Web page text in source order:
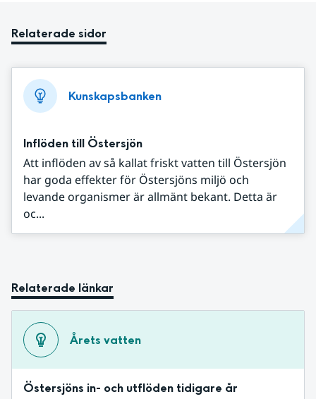
Relaterade sidor
Kunskapsbanken
Inflöden till Östersjön
Att inflöden av så kallat friskt vatten till Östersjön
har goda effekter för Östersjöns miljö och
levande organismer är allmänt bekant. Detta är
oc...
Relaterade länkar
Årets vatten
Östersjöns in- och utflöden tidigare år